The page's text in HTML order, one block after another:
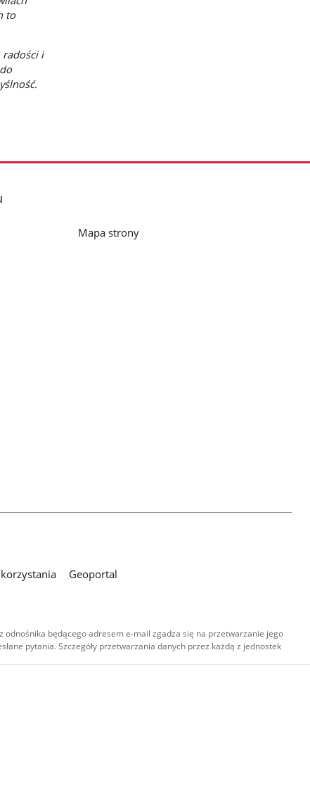
to
radości i
Mapa strony
Geoportal
będącego adresem e-mail zgadza się na przetwarzanie jego
pytania. Szczegóły przetwarzania danych przez każdą z jednostek